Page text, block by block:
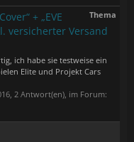
Thema
+ „EVE
versicherter Versand
ich habe sie testweise ein
Elite und Projekt Cars
, 2 Antwort(en), im Forum: